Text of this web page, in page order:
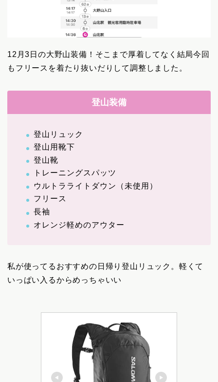
12月3日の大野山装備！そこまで厚着してなく結局今回
もフリースを着たり抜いだりして調整しました。
登山装備
登山リュック
登山用靴下
登山靴
トレーニングスパッツ
ウルトラライトダウン（未使用）
フリース
長袖
オレンジ軽めのアウター
私が使ってるおすすめの日帰り登山リュック。軽くて
いっぱい入るからめっちゃいい